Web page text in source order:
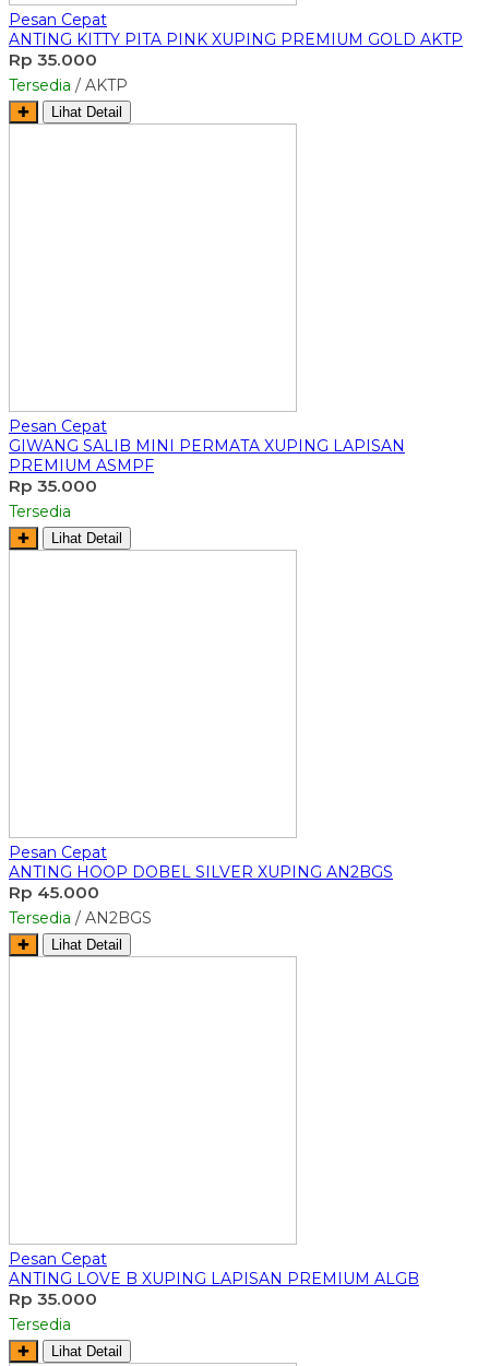
Pesan Cepat
ANTING KITTY PITA PINK XUPING PREMIUM GOLD AKTP
Rp 35.000
Tersedia / AKTP
✚ Lihat Detail
Pesan Cepat
GIWANG SALIB MINI PERMATA XUPING LAPISAN
PREMIUM ASMPF
Rp 35.000
Tersedia
✚ Lihat Detail
Pesan Cepat
ANTING HOOP DOBEL SILVER XUPING AN2BGS
Rp 45.000
Tersedia / AN2BGS
✚ Lihat Detail
Pesan Cepat
ANTING LOVE B XUPING LAPISAN PREMIUM ALGB
Rp 35.000
Tersedia
✚ Lihat Detail